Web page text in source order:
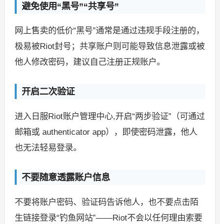
避免使用“黑号”“共享号”
网上售卖的低价“黑号”通常是通过违规手段注册的，
极易被Riot封号；共享账户则可能导致信息泄露或被
他人修改密码，建议自己注册正规账户。
开启二次验证
进入日服Riot账户管理中心,开启“两步验证”（可通过
邮箱或 authenticator app），即使密码泄露，他人
也无法轻易登录。
不要随意透露账户信息
不要将账户密码、验证码告诉他人，也不要点击陌
生链接登录“钓鱼网站”——Riot不会以任何理由索要